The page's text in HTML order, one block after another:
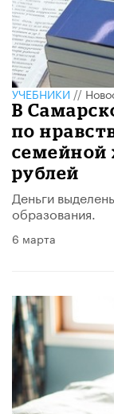
УЧЕБНИКИ//
В
по
семейной
рублей
Деньги
образования.
6 марта